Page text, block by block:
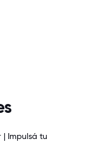
Impulsá tu